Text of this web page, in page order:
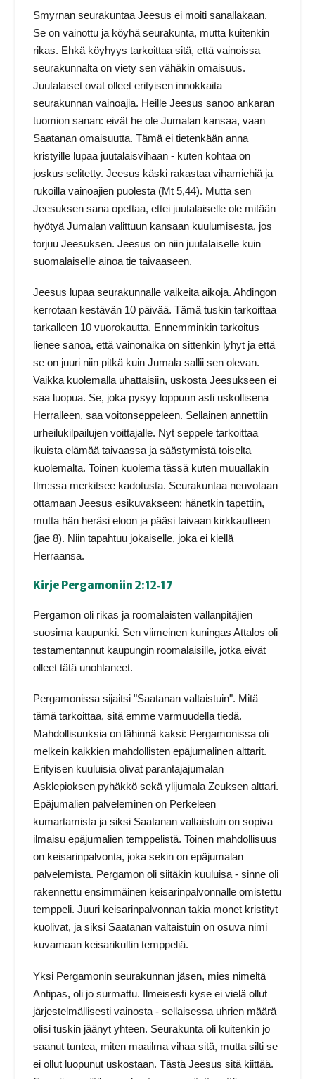
Smyrnan seurakuntaa Jeesus ei moiti sanallakaan.
Se on vainottu ja köyhä seurakunta, mutta kuitenkin
rikas. Ehkä köyhyys tarkoittaa sitä, että vainoissa
seurakunnalta on viety sen vähäkin omaisuus.
Juutalaiset ovat olleet erityisen innokkaita
seurakunnan vainoajia. Heille Jeesus sanoo ankaran
tuomion sanan: eivät he ole Jumalan kansaa, vaan
Saatanan omaisuutta. Tämä ei tietenkään anna
kristyille lupaa juutalaisvihaan ‑ kuten kohtaa on
joskus selitetty. Jeesus käski rakastaa vihamiehiä ja
rukoilla vainoajien puolesta (Mt 5,44). Mutta sen
Jeesuksen sana opettaa, ettei juutalaiselle ole mitään
hyötyä Jumalan valittuun kansaan kuulumisesta, jos
torjuu Jeesuksen. Jeesus on niin juutalaiselle kuin
suomalaiselle ainoa tie taivaaseen.
Jeesus lupaa seurakunnalle vaikeita aikoja. Ahdingon
kerrotaan kestävän 10 päivää. Tämä tuskin tarkoittaa
tarkalleen 10 vuorokautta. Ennemminkin tarkoitus
lienee sanoa, että vainonaika on sittenkin lyhyt ja että
se on juuri niin pitkä kuin Jumala sallii sen olevan.
Vaikka kuolemalla uhattaisiin, uskosta Jeesukseen ei
saa luopua. Se, joka pysyy loppuun asti uskollisena
Herralleen, saa voitonseppeleen. Sellainen annettiin
urheilukilpailujen voittajalle. Nyt seppele tarkoittaa
ikuista elämää taivaassa ja säästymistä toiselta
kuolemalta. Toinen kuolema tässä kuten muuallakin
Ilm:ssa merkitsee kadotusta. Seurakuntaa neuvotaan
ottamaan Jeesus esikuvakseen: hänetkin tapettiin,
mutta hän heräsi eloon ja pääsi taivaan kirkkautteen
(jae 8). Niin tapahtuu jokaiselle, joka ei kiellä
Herraansa.
Kirje Pergamoniin 2:12‑17
Pergamon oli rikas ja roomalaisten vallanpitäjien
suosima kaupunki. Sen viimeinen kuningas Attalos oli
testamentannut kaupungin roomalaisille, jotka eivät
olleet tätä unohtaneet.
Pergamonissa sijaitsi "Saatanan valtaistuin". Mitä
tämä tarkoittaa, sitä emme varmuudella tiedä.
Mahdollisuuksia on lähinnä kaksi: Pergamonissa oli
melkein kaikkien mahdollisten epäjumalinen alttarit.
Erityisen kuuluisia olivat parantajajumalan
Asklepioksen pyhäkkö sekä ylijumala Zeuksen alttari.
Epäjumalien palveleminen on Perkeleen
kumartamista ja siksi Saatanan valtaistuin on sopiva
ilmaisu epäjumalien temppelistä. Toinen mahdollisuus
on keisarinpalvonta, joka sekin on epäjumalan
palvelemista. Pergamon oli siitäkin kuuluisa ‑ sinne oli
rakennettu ensimmäinen keisarinpalvonnalle omistettu
temppeli. Juuri keisarinpalvonnan takia monet kristityt
kuolivat, ja siksi Saatanan valtaistuin on osuva nimi
kuvamaan keisarikultin temppeliä.
Yksi Pergamonin seurakunnan jäsen, mies nimeltä
Antipas, oli jo surmattu. Ilmeisesti kyse ei vielä ollut
järjestelmällisesti vainosta ‑ sellaisessa uhrien määrä
olisi tuskin jäänyt yhteen. Seurakunta oli kuitenkin jo
saanut tuntea, miten maailma vihaa sitä, mutta silti se
ei ollut luopunut uskostaan. Tästä Jeesus sitä kiittää.